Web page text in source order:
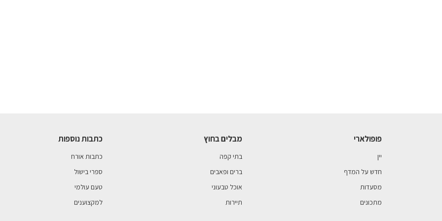
פופולארי
יין
חדש על המדף
מסעדות
מתכונים
מבלים בחוץ
בתי קפה
ברים ופאבים
אוכל טבעוני
תיירות
כתבות נוספות
כתבות אורח
ספרי בישול
טעם עולמי
למקצוענים